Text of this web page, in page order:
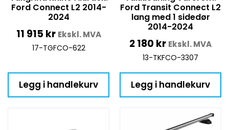
Ford Connect L2 2014-
2024
11 915 kr Ekskl. MVA
17-TGFCO-622
Legg i handlekurv
Ford Transit Connect L2
lang med 1 sidedør
2014-2024
2 180 kr Ekskl. MVA
13-TKFCO-3307
Legg i handlekurv